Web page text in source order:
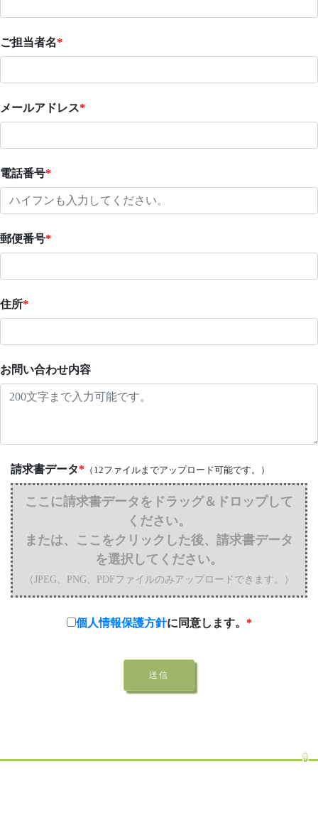
ご担当者名*
メールアドレス*
電話番号*
郵便番号*
住所*
お問い合わせ内容
請求書データ* （12ファイルまでアップロード可能です。）
ここに請求書データをドラッグ＆ドロップして
ください。
または、ここをクリックした後、請求書データ
を選択してください。
（JPEG、PNG、PDFファイルのみアップロードできます。）
個人情報保護方針に同意します。 *
送信